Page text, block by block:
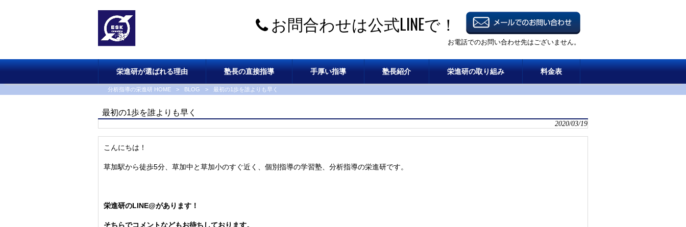
お問合わせは公式LINEで！
お電話でのお問い合わせ先はございません。
栄進研が選ばれる理由 塾長の直接指導 手厚い指導 塾長紹介 栄進研の取り組み 料金表
分析指導の栄進研 HOME > BLOG > 最初の1歩を誰よりも早く
最初の1歩を誰よりも早く
2020/03/19
こんにちは！
草加駅から徒歩5分、草加中と草加小のすぐ近く、個別指導の学習塾、分析指導の栄進研です。
栄進研のLINE@があります！
そちらでコメントなどもお待ちしております。